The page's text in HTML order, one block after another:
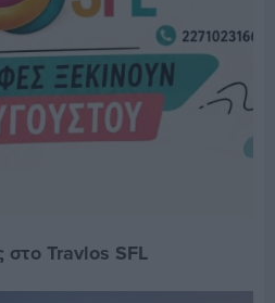
στο Travlos SFL